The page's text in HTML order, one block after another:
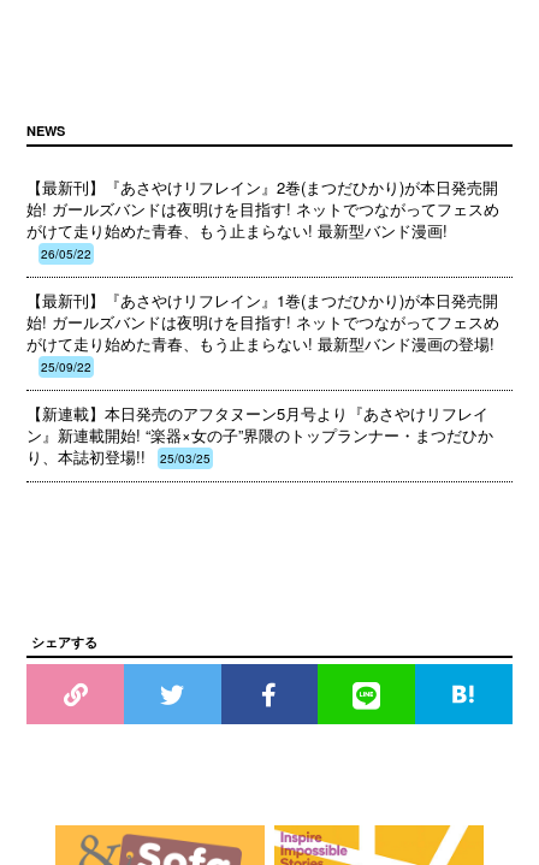
NEWS
【最新刊】『あさやけリフレイン』2巻(まつだひかり)が本日発売開
始! ガールズバンドは夜明けを目指す! ネットでつながってフェスめ
がけて走り始めた青春、もう止まらない! 最新型バンド漫画!
26/05/22
【最新刊】『あさやけリフレイン』1巻(まつだひかり)が本日発売開
始! ガールズバンドは夜明けを目指す! ネットでつながってフェスめ
がけて走り始めた青春、もう止まらない! 最新型バンド漫画の登場!
25/09/22
【新連載】本日発売のアフタヌーン5月号より『あさやけリフレイ
ン』新連載開始! “楽器×女の子”界隈のトップランナー・まつだひか
り、本誌初登場!!
25/03/25
シェアする